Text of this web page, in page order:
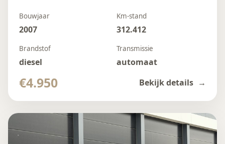
Bouwjaar
2007
Km-stand
312.412
Brandstof
diesel
Transmissie
automaat
€4.950 Bekijk details